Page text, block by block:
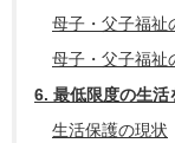
母子・父子福祉
母子・父子福祉
6. 最低限度の生活
生活保護の現状